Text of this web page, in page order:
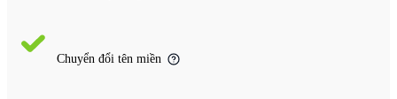
Chuyển đổi tên miền